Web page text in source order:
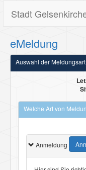
Stadt
eMeldung
Auswahl der Meldungsart
Welche Art von
Anmeldung